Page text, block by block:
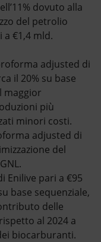
dovuto alla
del petrolio
€1,4 mld.
adjusted di
il 20% su base
maggior
più
minori costi.
adjusted di
del
Enilive pari a €95
base sequenziale,
delle
al 2024 a
biocarburanti.